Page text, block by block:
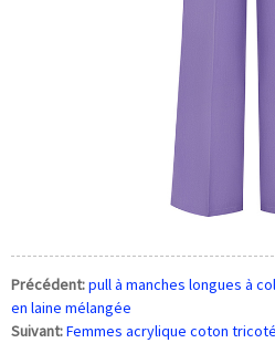
Précédent:pull à manches longues à
en laine mélangée
Suivant:Femmes acrylique coton